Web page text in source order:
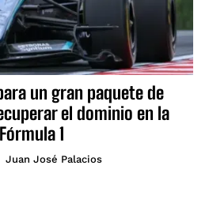
un gran paquete de
el dominio en la
Fórmula 1
Juan José Palacios